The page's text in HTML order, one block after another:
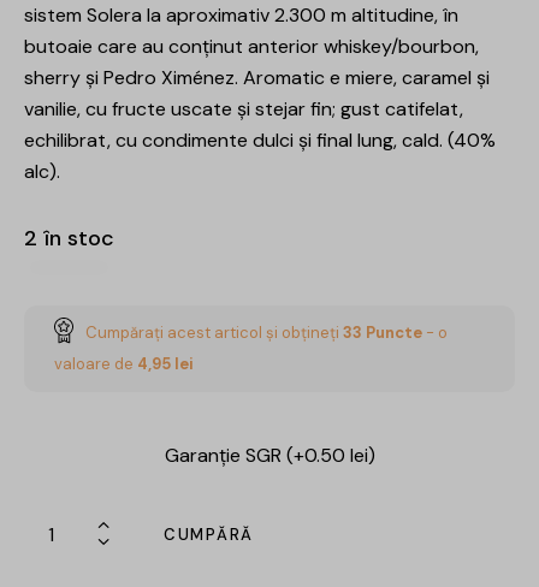
sistem Solera la aproximativ 2.300 m altitudine, în
butoaie care au conținut anterior whiskey/bourbon,
sherry și Pedro Ximénez. Aromatic e miere, caramel și
vanilie, cu fructe uscate și stejar fin; gust catifelat,
echilibrat, cu condimente dulci și final lung, cald. (40%
alc).
2 în stoc
Cumpărați acest articol și obțineți 33 Puncte - o
valoare de 4,95 lei
Garanție SGR (+0.50 lei)
CUMPĂRĂ